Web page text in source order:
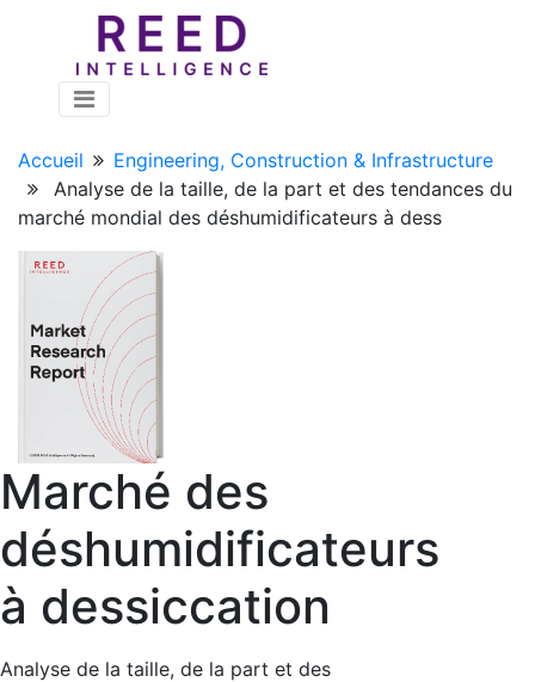
Accueil
Engineering, Construction & Infrastructure
Analyse de la taille, de la part et des tendances du
marché mondial des déshumidificateurs à dess
Marché des
déshumidificateurs
à dessiccation
Analyse de la taille, de la part et des